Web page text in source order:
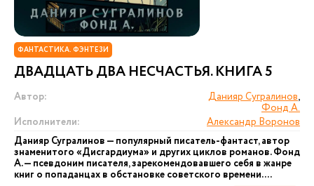
ФАНТАСТИКА. ФЭНТЕЗИ
ДВАДЦАТЬ ДВА НЕСЧАСТЬЯ. КНИГА 5
Автор: Данияр Сугралинов,
Фонд А.
Исполнители:
Александр Воронов
Данияр Сугралинов — популярный писатель-фантаст, автор
знаменитого «Дисгардиума» и других циклов романов. Фонд
А. — псевдоним писателя, зарекомендовавшего себя в жанре
книг о попаданцах в обстановке советского времени....